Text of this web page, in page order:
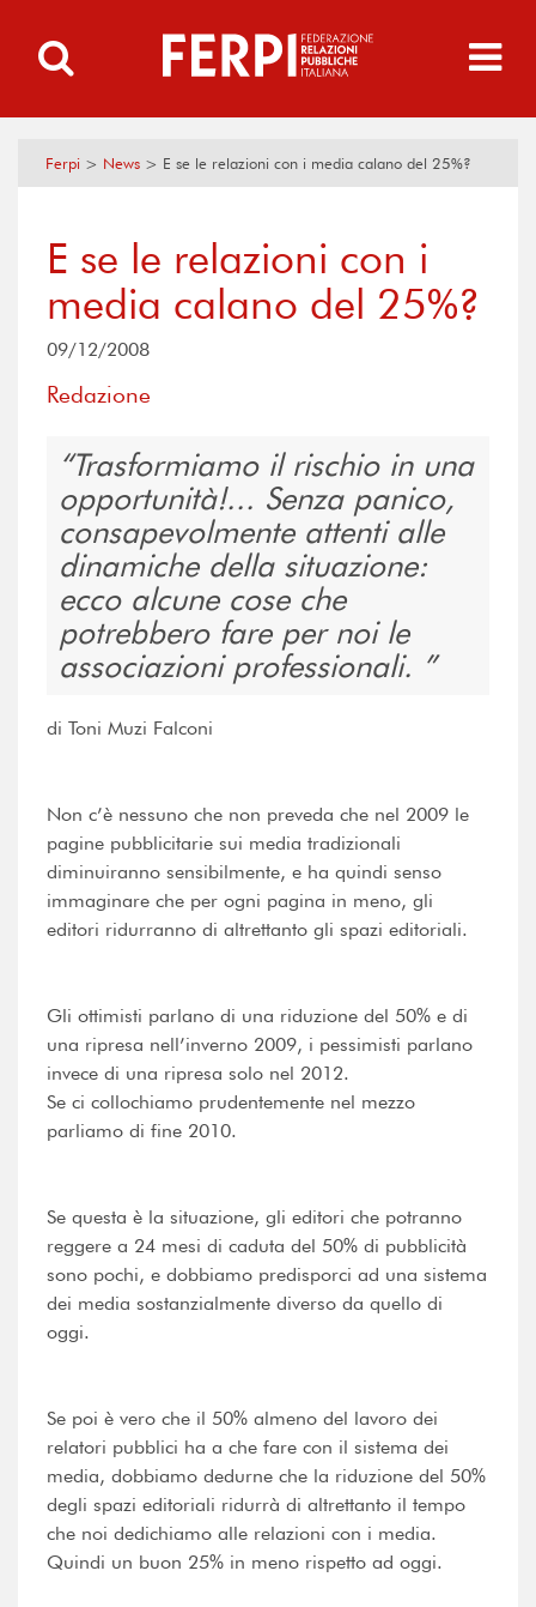
Ferpi > News > E se le relazioni con i media calano del 25%?
E se le relazioni con i
media calano del 25%?
09/12/2008
Redazione
Trasformiamo il rischio in una
opportunità!... Senza panico,
consapevolmente attenti alle
dinamiche della situazione:
ecco alcune cose che
potrebbero fare per noi le
associazioni professionali.
di Toni Muzi Falconi
Non c’è nessuno che non preveda che nel 2009 le
pagine pubblicitarie sui media tradizionali
diminuiranno sensibilmente, e ha quindi senso
immaginare che per ogni pagina in meno, gli
editori ridurranno di altrettanto gli spazi editoriali.
Gli ottimisti parlano di una riduzione del 50% e di
una ripresa nell’inverno 2009, i pessimisti parlano
invece di una ripresa solo nel 2012.
Se ci collochiamo prudentemente nel mezzo
parliamo di fine 2010.
Se questa è la situazione, gli editori che potranno
reggere a 24 mesi di caduta del 50% di pubblicità
sono pochi, e dobbiamo predisporci ad una sistema
dei media sostanzialmente diverso da quello di
oggi.
Se poi è vero che il 50% almeno del lavoro dei
relatori pubblici ha a che fare con il sistema dei
media, dobbiamo dedurne che la riduzione del 50%
degli spazi editoriali ridurrà di altrettanto il tempo
che noi dedichiamo alle relazioni con i media.
Quindi un buon 25% in meno rispetto ad oggi.